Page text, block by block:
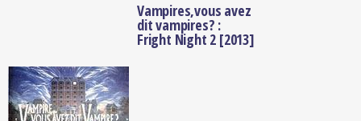
Vampires,vous avez
dit vampires? :
Fright Night 2 [2013]